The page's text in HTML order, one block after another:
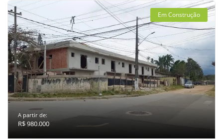
Em Construção
A partir de:
R$ 980.000